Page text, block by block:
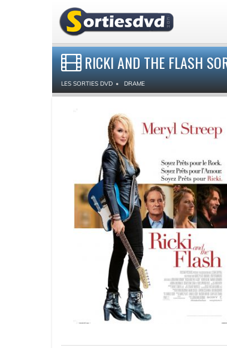
RICKI AND THE FLASH
LES SORTIES DVD DRAME